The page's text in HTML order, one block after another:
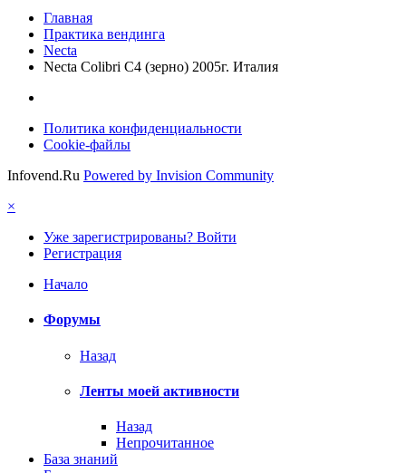
Главная
Практика вендинга
Necta
Nеctа Colibri C4 (зерно) 2005г. Италия
Политика конфиденциальности
Cookie-файлы
Infovend.Ru Powered by Invision Community
×
Уже зарегистрированы? Войти
Регистрация
Начало
Форумы
Назад
Ленты моей активности
Назад
Непрочитанное
База знаний